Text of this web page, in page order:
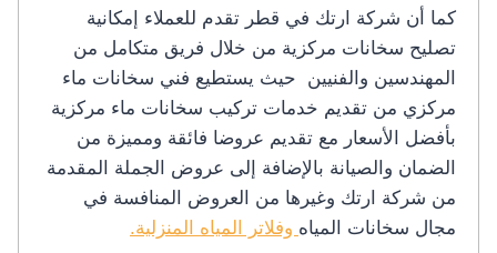
كما أن شركة ارتك في قطر تقدم للعملاء إمكانية
تصليح سخانات مركزية من خلال فريق متكامل من
المهندسين والفنيين حيث يستطيع فني سخانات ماء
مركزي من تقديم خدمات تركيب سخانات ماء مركزية
بأفضل الأسعار مع تقديم عروضا فائقة ومميزة من
الضمان والصيانة بالإضافة إلى عروض الجملة المقدمة
من شركة ارتك وغيرها من العروض المنافسة في
مجال سخانات المياه وفلاتر المياه المنزلية.